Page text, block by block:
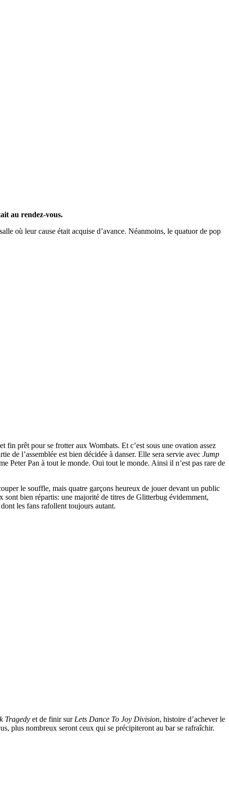
au rendez-vous.
où leur cause était acquise d’avance. Néanmoins, le quatuor de pop
prêt pour se frotter aux Wombats. Et c’est sous une ovation assez
de l’assemblée est bien décidée à danser. Elle sera servie avec Jump
Peter Pan à tout le monde. Oui tout le monde. Ainsi il n’est pas rare de
le souffle, mais quatre garçons heureux de jouer devant un public
sont bien répartis: une majorité de titres de Glitterbug évidemment,
dont les fans rafollent toujours autant.
Tragedy et de finir sur Lets Dance To Joy Division, histoire d’achever le
plus nombreux seront ceux qui se précipiteront au bar se rafraîchir.